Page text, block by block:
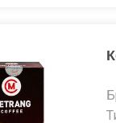
по
свойств
из
с